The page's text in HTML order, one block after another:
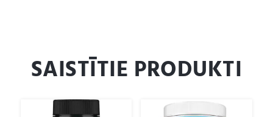
SAISTĪTIE PRODUKTI